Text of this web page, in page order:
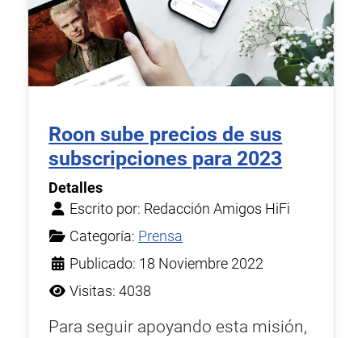
Roon sube precios de sus
subscripciones para 2023
Detalles
Escrito por: Redacción Amigos HiFi
Categoría: Prensa
Publicado: 18 Noviembre 2022
Visitas: 4038
Para seguir apoyando esta misión,